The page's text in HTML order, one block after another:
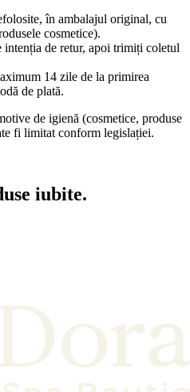
în ambalajul original, cu
cosmetice).
intenția de retur, apoi trimiți coletul
14 zile de la primirea
de plată.
de igienă (cosmetice, produse
fi limitat conform legislației.
iubite.